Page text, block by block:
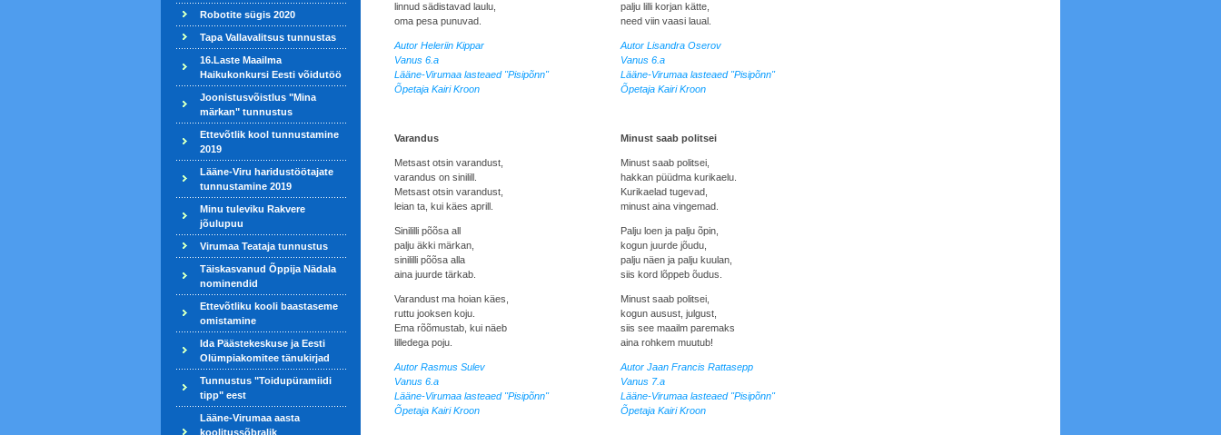
Robotite sügis 2020
Tapa Vallavalitsus tunnustas
16.Laste Maailma
Haikukonkursi Eesti võidutöö
Joonistusvõistlus "Mina
märkan" tunnustus
Ettevõtlik kool tunnustamine
2019
Lääne-Viru haridustöötajate
tunnustamine 2019
Minu tuleviku Rakvere
jõulupuu
Virumaa Teataja tunnustus
Täiskasvanud Õppija Nädala
nominendid
Ettevõtliku kooli baastaseme
omistamine
Ida Päästekeskuse ja Eesti
Olümpiakomitee tänukirjad
Tunnustus "Toidupüramiidi
tipp" eest
Lääne-Virumaa aasta
koolitussõbralik
linnud sädistavad laulu,
oma pesa punuvad.
Autor Heleriin Kippar
Vanus 6.a
Lääne-Virumaa lasteaed "Pisipõnn"
Õpetaja Kairi Kroon
Varandus
Metsast otsin varandust,
varandus on sinilill.
Metsast otsin varandust,
leian ta, kui käes aprill.
Sinililli põõsa all
palju äkki märkan,
sinililli põõsa alla
aina juurde tärkab.
Varandust ma hoian käes,
ruttu jooksen koju.
Ema rõõmustab, kui näeb
lilledega poju.
Autor Rasmus Sulev
Vanus 6.a
Lääne-Virumaa lasteaed "Pisipõnn"
Õpetaja Kairi Kroon
palju lilli korjan kätte,
need viin vaasi laual.
Autor Lisandra Oserov
Vanus 6.a
Lääne-Virumaa lasteaed "Pisipõnn"
Õpetaja Kairi Kroon
Minust saab politsei
Minust saab politsei,
hakkan püüdma kurikaelu.
Kurikaelad tugevad,
minust aina vingemad.
Palju loen ja palju õpin,
kogun juurde jõudu,
palju näen ja palju kuulan,
siis kord lõppeb õudus.
Minust saab politsei,
kogun ausust, julgust,
siis see maailm paremaks
aina rohkem muutub!
Autor Jaan Francis Rattasepp
Vanus 7.a
Lääne-Virumaa lasteaed "Pisipõnn"
Õpetaja Kairi Kroon